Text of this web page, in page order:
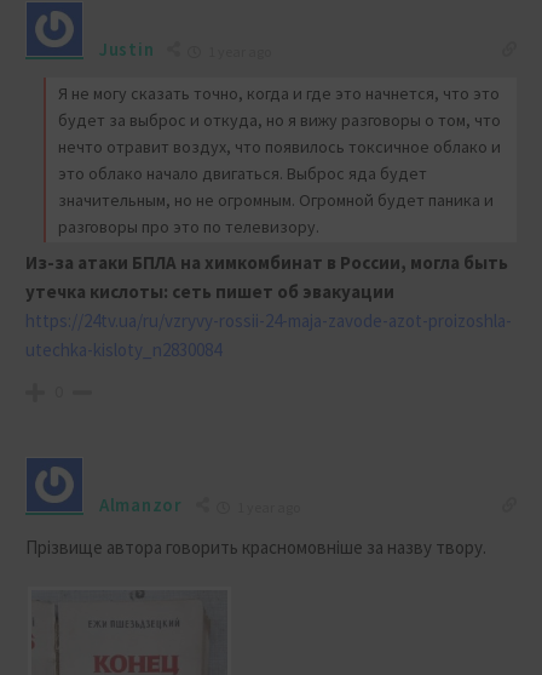
Justin
Я не могу сказать точно, когда и где это начнется, что это
будет за выброс и откуда, но я вижу разговоры о том, что
нечто отравит воздух, что появилось токсичное облако и
это облако начало двигаться. Выброс яда будет
значительным, но не огромным. Огромной будет паника и
разговоры про это по телевизору.
Из-за атаки БПЛА на химкомбинат в России, могла быть
утечка кислоты: сеть пишет об эвакуации
https://24tv.ua/ru/vzryvy-rossii-24-maja-zavode-azot-proizoshla-
utechka-kisloty_n2830084
Almanzor
Прізвище автора говорить красномовніше за назву твору.